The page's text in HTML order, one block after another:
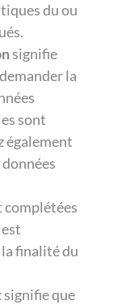
du ou
signifie
la
sont
également
complétées
finalité du
signifie que